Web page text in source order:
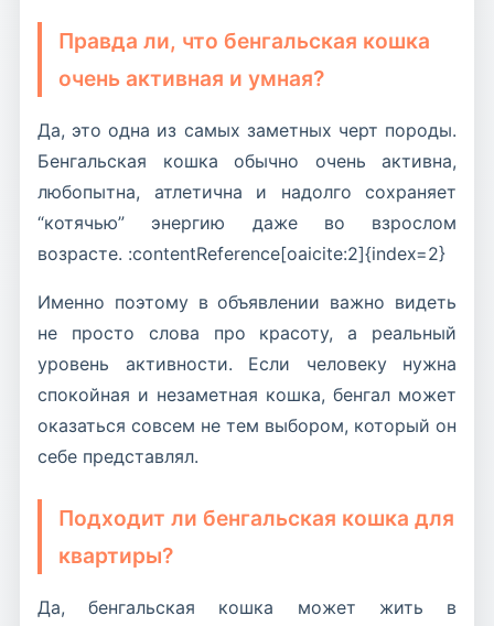
Правда ли, что бенгальская кошка
очень активная и умная?
Да, это одна из самых заметных черт породы.
Бенгальская кошка обычно очень активна,
любопытна, атлетична и надолго сохраняет
“котячью” энергию даже во взрослом
возрасте. :contentReference[oaicite:2]{index=2}
Именно поэтому в объявлении важно видеть
не просто слова про красоту, а реальный
уровень активности. Если человеку нужна
спокойная и незаметная кошка, бенгал может
оказаться совсем не тем выбором, который он
себе представлял.
Подходит ли бенгальская кошка для
квартиры?
Да, бенгальская кошка может жить в